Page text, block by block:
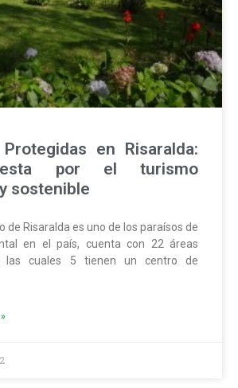
en Risaralda:
por el turismo
sostenible
de Risaralda es uno de los paraísos de
en el país, cuenta con 22 áreas
las cuales 5 tienen un centro de